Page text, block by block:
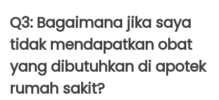
Q3: Bagaimana jika saya
tidak mendapatkan obat
yang dibutuhkan di apotek
rumah sakit?